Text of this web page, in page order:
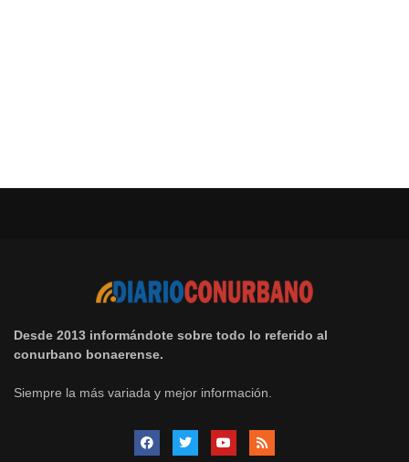
Desde 2013 informándote sobre todo lo referido al
conurbano bonaerense.
Siempre la más variada y mejor información.